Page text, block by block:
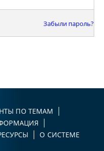
Забыли пароль?
ПО ТЕМАМ
О СИСТЕМЕ